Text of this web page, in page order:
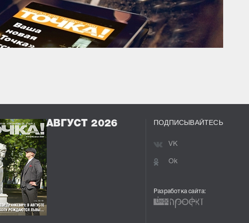
АВГУСТ 2026 ПОДПИСЫВАЙТЕСЬ
VK
Ok
Разработка сайта: